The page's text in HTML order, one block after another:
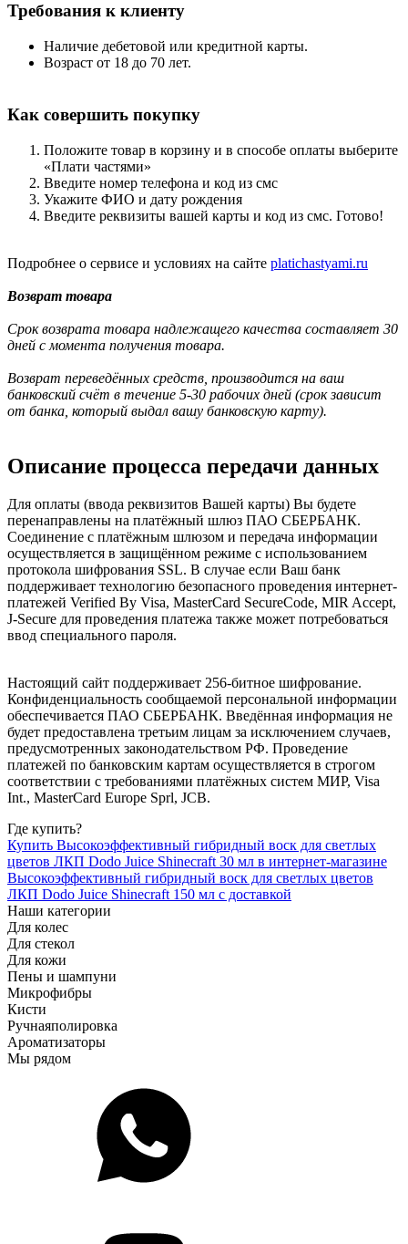
Требования к клиенту
Наличие дебетовой или кредитной карты.
Возраст от 18 до 70 лет.
Как совершить покупку
Положите товар в корзину и в способе оплаты выберите
«Плати частями»
Введите номер телефона и код из смс
Укажите ФИО и дату рождения
Введите реквизиты вашей карты и код из смс. Готово!
Подробнее о сервисе и условиях на сайте platichastyami.ru
Возврат товара
Срок возврата товара надлежащего качества составляет 30
дней с момента получения товара.
Возврат переведённых средств, производится на ваш
банковский счёт в течение 5-30 рабочих дней (срок зависит
от банка, который выдал вашу банковскую карту).
Описание процесса передачи данных
Для оплаты (ввода реквизитов Вашей карты) Вы будете
перенаправлены на платёжный шлюз ПАО СБЕРБАНК.
Соединение с платёжным шлюзом и передача информации
осуществляется в защищённом режиме с использованием
протокола шифрования SSL. В случае если Ваш банк
поддерживает технологию безопасного проведения интернет-
платежей Verified By Visa, MasterCard SecureCode, MIR Accept,
J-Secure для проведения платежа также может потребоваться
ввод специального пароля.
Настоящий сайт поддерживает 256-битное шифрование.
Конфиденциальность сообщаемой персональной информации
обеспечивается ПАО СБЕРБАНК. Введённая информация не
будет предоставлена третьим лицам за исключением случаев,
предусмотренных законодательством РФ. Проведение
платежей по банковским картам осуществляется в строгом
соответствии с требованиями платёжных систем МИР, Visa
Int., MasterCard Europe Sprl, JCB.
Где купить?
Купить Высокоэффективный гибридный воск для светлых
цветов ЛКП Dodo Juice Shinecraft 30 мл в интернет-магазине
Высокоэффективный гибридный воск для светлых цветов
ЛКП Dodo Juice Shinecraft 150 мл с доставкой
Наши категории
Для колес
Для стекол
Для кожи
Пены и шампуни
Микрофибры
Кисти
Ручнаяполировка
Ароматизаторы
Мы рядом